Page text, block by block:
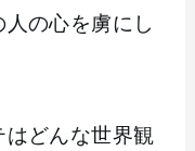
の心を虜にし
どんな世界観